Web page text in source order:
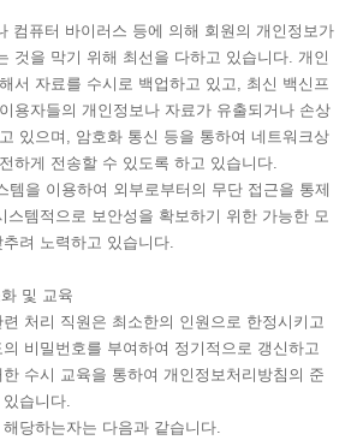
컴퓨터 바이러스 등에 의해 회원의 개인정보가
것을 막기 위해 최선을 다하고 있습니다. 개인
서 자료를 수시로 백업하고 있고, 최신 백신프
용자들의 개인정보나 자료가 유출되거나 손상
있으며, 암호화 통신 등을 통하여 네트워크상
하게 전송할 수 있도록 하고 있습니다.
템을 이용하여 외부로부터의 무단 접근을 통제
스템적으로 보안성을 확보하기 위한 가능한 모
려 노력하고 있습니다.
및 교육
련 처리 직원은 최소한의 인원으로 한정시키고
비밀번호를 부여하여 정기적으로 갱신하고
수시 교육을 통하여 개인정보처리방침의 준
습니다.
당하는자는 다음과 같습니다.